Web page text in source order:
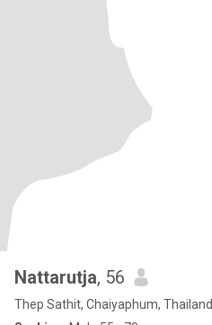
Nattarutja, 56
Thep Sathit, Chaiyaphum, Thailand